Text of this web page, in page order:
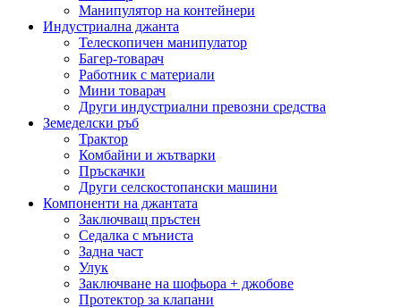
Манипулятор на контейнери
Индустриална джанта
Телескопичен манипулатор
Багер-товарач
Работник с материали
Мини товарач
Други индустриални превозни средства
Земеделски ръб
Трактор
Комбайни и жътварки
Пръскачки
Други селскостопански машини
Компоненти на джантата
Заключващ пръстен
Седалка с мъниста
Задна част
Улук
Заключване на шофьора + джобове
Протектор за клапани